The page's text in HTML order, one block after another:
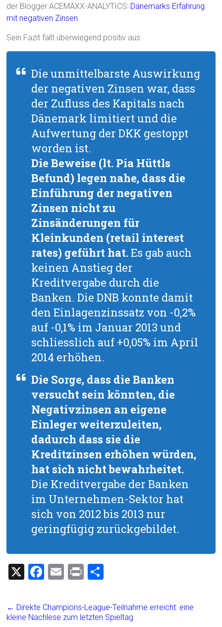
der Blogger ACEMAXX-ANALYTICS: Dänemarks Erfahrung
mit negativen Zinsen.
Sein Fazit fällt überwiegend positiv aus:
Die unmittelbarste Auswirkung
der negativen Zinsen war, dass
der Zufluss des Kapitals nach
Dänemark limitiert und die
Aufwertung der DKK gestoppt
worden ist.
Die Beweise (lt. Pia Hüttls
Befund) legen nahe, dass die
Einführung der negativen
Zinsen nicht zu
Zinsänderungen für
Kleinkunden (retail interest
rates) geführt hat.Es gab auch
keinen Anstieg der
Kreditvergabe durch die
Banken. Die DNB konnte damit
den Einlagenzinssatz von -0,2%
auf -0,1% im Januar 2013 und
schliesslich auf +0,05% im April
2014 erhöhen.
Die Sorge, dass die Banken
versucht sein könnten, die
Negativzinsen an eigene
Einleger weiterzuleiten,
dadurch dass sie die
Kreditzinsen erhöhen würden,
hat sich nicht bewahrheitet.
Die Kreditvergabe der Banken
im Unternehmen-Sektor hat
sich von 2012 bis 2013 nur
geringfügig zurückgebildet.
X
F
ce
b
E
ai
l
Pr
t
e
n
← Direkte Champions-League-Teilnahme erreicht: eine
kleine Nachlese zum letzten Spieltag